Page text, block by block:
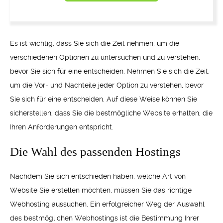
Es ist wichtig, dass Sie sich die Zeit nehmen, um die
verschiedenen Optionen zu untersuchen und zu verstehen,
bevor Sie sich für eine entscheiden. Nehmen Sie sich die Zeit,
um die Vor- und Nachteile jeder Option zu verstehen, bevor
Sie sich für eine entscheiden. Auf diese Weise können Sie
sicherstellen, dass Sie die bestmögliche Website erhalten, die
Ihren Anforderungen entspricht.
Die Wahl des passenden Hostings
Nachdem Sie sich entschieden haben, welche Art von
Website Sie erstellen möchten, müssen Sie das richtige
Webhosting aussuchen. Ein erfolgreicher Weg der Auswahl
des bestmöglichen Webhostings ist die Bestimmung Ihrer